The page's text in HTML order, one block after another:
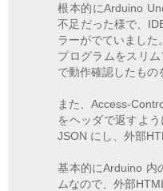
根本的にArduino
不足だった様で、
ラーがでていました。
プログラムをスリ
で動作確認したもの
また、Access-
をヘッダで返すよ
JSON にし、外部
基本的にArduino 内
ムなので、外部